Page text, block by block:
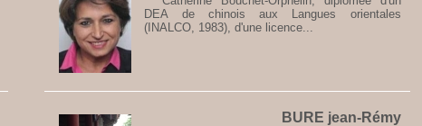
DEA de chinois aux Langues orientales
(INALCO, 1983), d'une licence...
BURE jean-Rémy